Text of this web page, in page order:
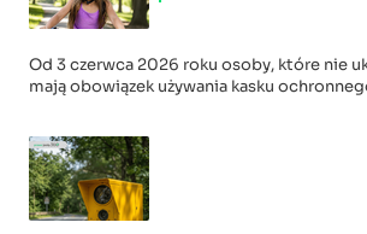
Od 3 czerwca 2026 roku osoby, które nie
mają obowiązek używania kasku